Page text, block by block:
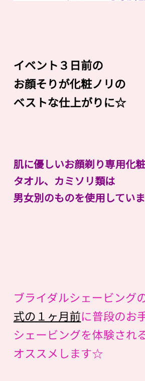
イベント３日前の
お顔そりが化粧ノリの
ベストな仕上がりに☆
肌に優しいお顔剃り専用化
タオル、カミソリ類は
男女別のものを使用していま
ブライダルシェービング
式の１ヶ月前に普段のお
シェービングを体験され
オススメします☆